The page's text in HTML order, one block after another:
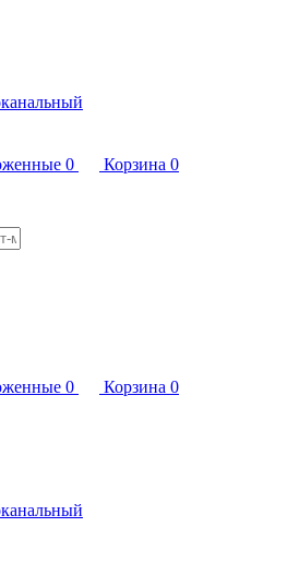
0 Корзина 0
0 Корзина 0